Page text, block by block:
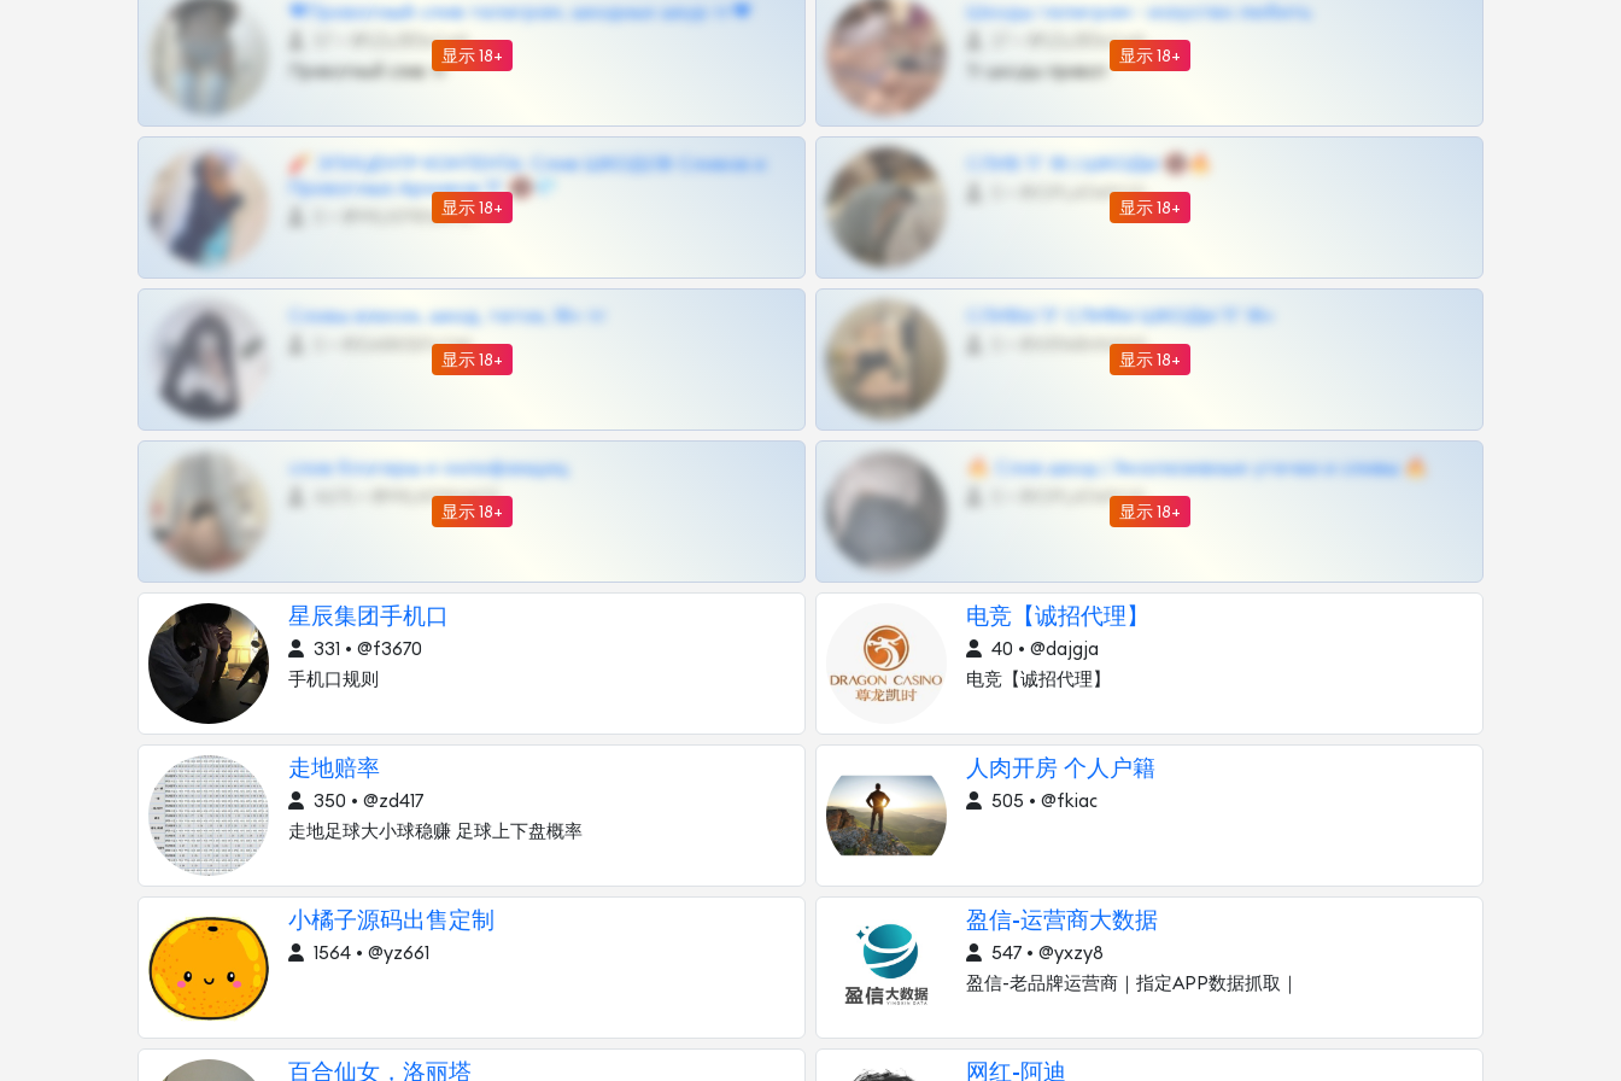
显示 18+
❤Приватный слив телеграм, шкодных шкур тг❤
@SZu3ll3sCatt_bot
Приватный слив тг
显示 18+
Шкоды телеграм - искуство любить
@SZu3ll3sCatt_bot
Тг шкоды приват
显示 18+
🧨 ЭПИЦЕНТР КОНТЕНТА: Слив ШКОДОВ Сливов и
Приватных Архивов ТГ 🔞💎
@MILKPRIVATES39BOT
显示 18+
СЛИВ ТГ 18 | ШКОДЫ 🔞🔥
@OPLATAPODPSK1BOT
显示 18+
Сливы вписок, шкод, теток, 18+ тг
@DARK15FLOWSBOT
显示 18+
СЛИВЫ ТГ СЛИВЫ ШКОДЫ ТГ 18+
@VIPARHIVS55BOT
显示 18+
слив блогерш и онлифанщиц
@MILKPRIVATES39BOT
显示 18+
🔥 Слив шкод | Эксклюзивные утечки и сливы 🔥
@OPLATAPODPSK1BOT
星辰集团手机口
331 • @f3670
手机口规则
电竞【诚招代理】
40 • @dajgja
电竞【诚招代理】
走地赔率
350 • @zd417
走地足球大小球稳赚 足球上下盘概率
人肉开房 个人户籍
505 • @fkiac
小橘子源码出售定制
1564 • @yz661
盈信-运营商大数据
547 • @yxzy8
盈信-老品牌运营商｜指定APP数据抓取｜
百合仙女，洛丽塔 网红-阿迪